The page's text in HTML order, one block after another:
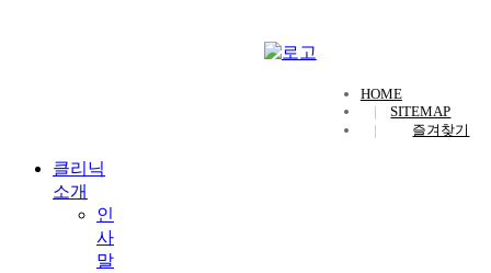
HOME
SITEMAP
즐겨찾기
클리닉
소개
인
사
말